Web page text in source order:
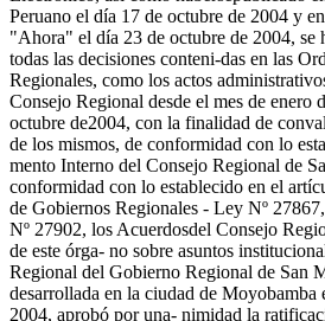
Peruano el día 17 de octubre de 2004 y
"Ahora" el día 23 de octubre de 2004, se
todas las decisiones conteni-das en las
Regionales, como los actos
Consejo Regional desde el mes de enero
octubre de2004, con la finalidad de
de los mismos, de conformidad con lo
mento Interno del Consejo Regional de
conformidad con lo establecido en el
de Gobiernos Regionales - Ley Nº
Nº 27902, los Acuerdosdel Consejo
de este órga- no sobre asuntos
Regional del Gobierno Regional de San
desarrollada en la ciudad de Moyobamba
2004, aprobó por una- nimidad la